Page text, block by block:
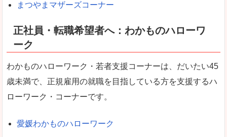
まつやまマザーズコーナー
正社員・転職希望者へ：わかものハローワ
ーク
わかものハローワーク・若者支援コーナーは、だいたい45
歳未満で、正規雇用の就職を目指している方を支援するハ
ローワーク・コーナーです。
愛媛わかものハローワーク